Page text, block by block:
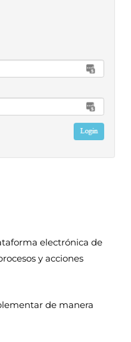
electrónica de
y acciones
de manera